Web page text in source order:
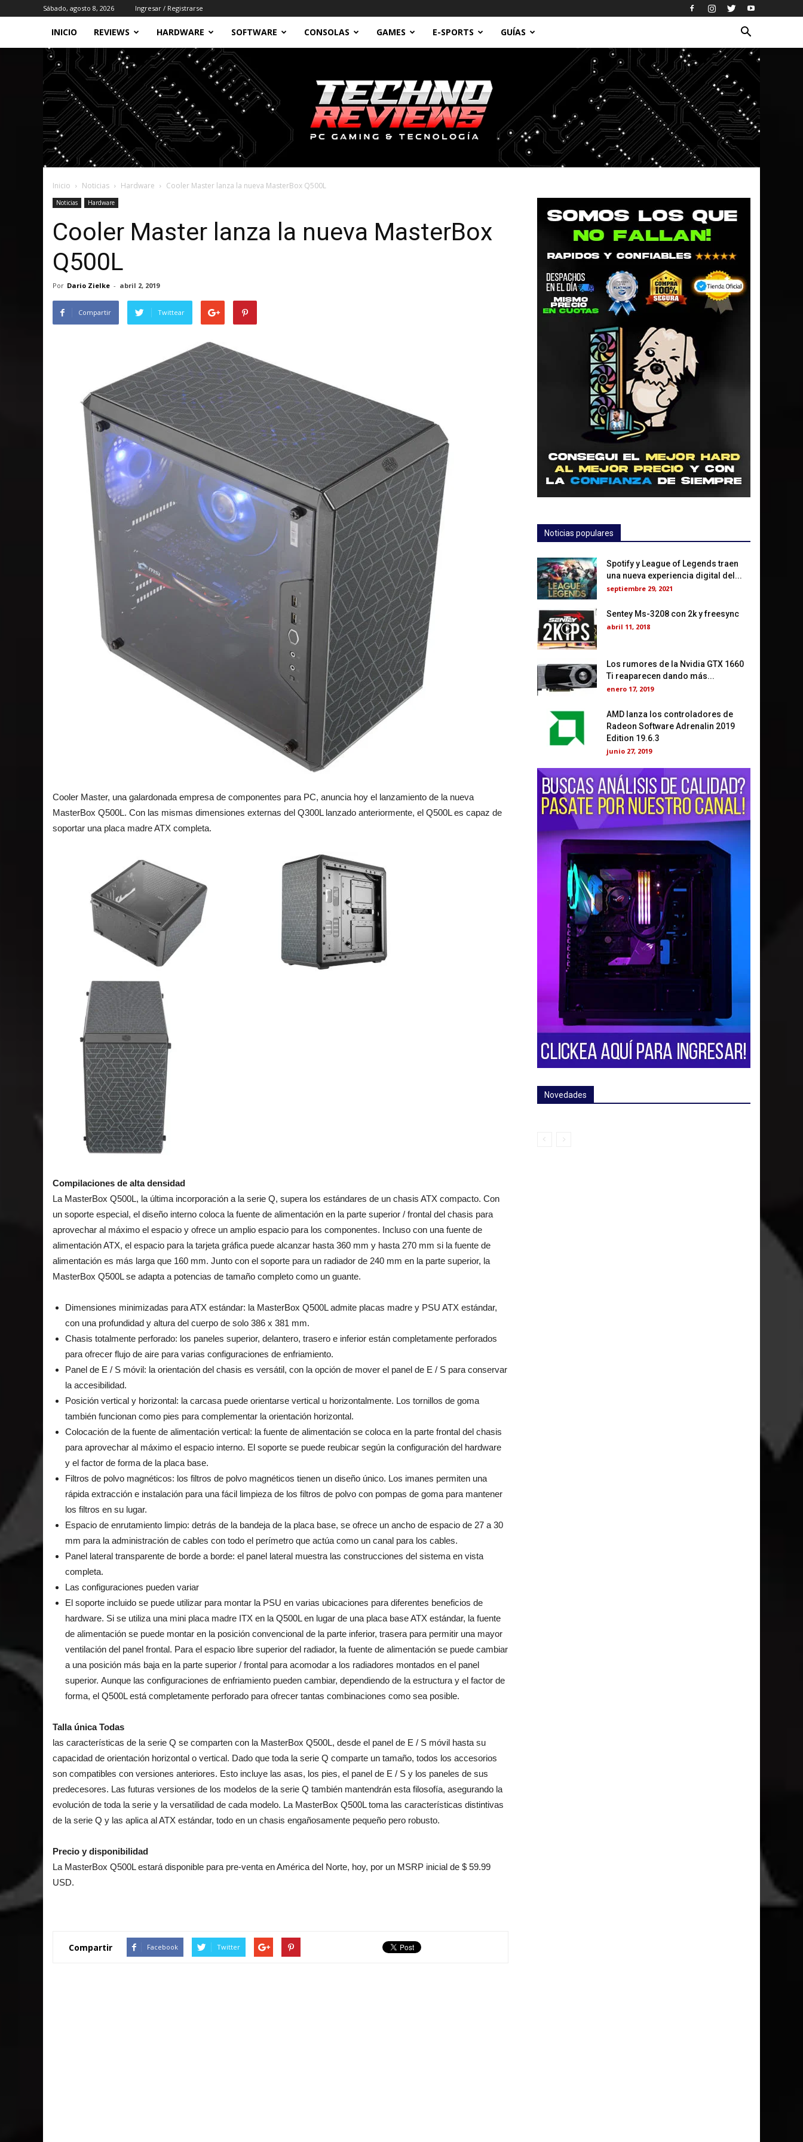
Sábado, agosto 8, 2026 Ingresar / Registrarse
INICIO REVIEWS HARDWARE SOFTWARE CONSOLAS GAMES E-SPORTS GUÍAS
&
reviews
Inicio Noticias Hardware Cooler Master lanza la nueva MasterBox Q500L
Noticias Hardware
Cooler Master lanza la nueva MasterBox
Q500L
Por Dario Zielke - abril 2, 2019
Compartir Twittear
Cooler Master, una galardonada empresa de componentes para PC, anuncia hoy el lanzamiento de la nueva
MasterBox Q500L. Con las mismas dimensiones externas del Q300L lanzado anteriormente, el Q500L es capaz de
soportar una placa madre ATX completa.
Compilaciones de alta densidad
La MasterBox Q500L, la última incorporación a la serie Q, supera los estándares de un chasis ATX compacto. Con
un soporte especial, el diseño interno coloca la fuente de alimentación en la parte superior / frontal del chasis para
aprovechar al máximo el espacio y ofrece un amplio espacio para los componentes. Incluso con una fuente de
alimentación ATX, el espacio para la tarjeta gráfica puede alcanzar hasta 360 mm y hasta 270 mm si la fuente de
alimentación es más larga que 160 mm. Junto con el soporte para un radiador de 240 mm en la parte superior, la
MasterBox Q500L se adapta a potencias de tamaño completo como un guante.
Dimensiones minimizadas para ATX estándar: la MasterBox Q500L admite placas madre y PSU ATX estándar,
con una profundidad y altura del cuerpo de solo 386 x 381 mm.
Chasis totalmente perforado: los paneles superior, delantero, trasero e inferior están completamente perforados
para ofrecer flujo de aire para varias configuraciones de enfriamiento.
Panel de E / S móvil: la orientación del chasis es versátil, con la opción de mover el panel de E / S para conservar
la accesibilidad.
Posición vertical y horizontal: la carcasa puede orientarse vertical u horizontalmente. Los tornillos de goma
también funcionan como pies para complementar la orientación horizontal.
Colocación de la fuente de alimentación vertical: la fuente de alimentación se coloca en la parte frontal del chasis
para aprovechar al máximo el espacio interno. El soporte se puede reubicar según la configuración del hardware
y el factor de forma de la placa base.
Filtros de polvo magnéticos: los filtros de polvo magnéticos tienen un diseño único. Los imanes permiten una
rápida extracción e instalación para una fácil limpieza de los filtros de polvo con pompas de goma para mantener
los filtros en su lugar.
Espacio de enrutamiento limpio: detrás de la bandeja de la placa base, se ofrece un ancho de espacio de 27 a 30
mm para la administración de cables con todo el perímetro que actúa como un canal para los cables.
Panel lateral transparente de borde a borde: el panel lateral muestra las construcciones del sistema en vista
completa.
Las configuraciones pueden variar
El soporte incluido se puede utilizar para montar la PSU en varias ubicaciones para diferentes beneficios de
hardware. Si se utiliza una mini placa madre ITX en la Q500L en lugar de una placa base ATX estándar, la fuente
de alimentación se puede montar en la posición convencional de la parte inferior, trasera para permitir una mayor
ventilación del panel frontal. Para el espacio libre superior del radiador, la fuente de alimentación se puede cambiar
a una posición más baja en la parte superior / frontal para acomodar a los radiadores montados en el panel
superior. Aunque las configuraciones de enfriamiento pueden cambiar, dependiendo de la estructura y el factor de
forma, el Q500L está completamente perforado para ofrecer tantas combinaciones como sea posible.
Talla única Todas
las características de la serie Q se comparten con la MasterBox Q500L, desde el panel de E / S móvil hasta su
capacidad de orientación horizontal o vertical. Dado que toda la serie Q comparte un tamaño, todos los accesorios
son compatibles con versiones anteriores. Esto incluye las asas, los pies, el panel de E / S y los paneles de sus
predecesores. Las futuras versiones de los modelos de la serie Q también mantendrán esta filosofía, asegurando la
evolución de toda la serie y la versatilidad de cada modelo. La MasterBox Q500L toma las características distintivas
de la serie Q y las aplica al ATX estándar, todo en un chasis engañosamente pequeño pero robusto.
Precio y disponibilidad
La MasterBox Q500L estará disponible para pre-venta en América del Norte, hoy, por un MSRP inicial de $ 59.99
USD.
Compartir Facebook Twitter
Noticias populares
Spotify y League of Legends traen
una nueva experiencia digital del...
septiembre 29, 2021
Sentey Ms-3208 con 2k y freesync
abril 11, 2018
Los rumores de la Nvidia GTX 1660
Ti reaparecen dando más...
enero 17, 2019
AMD lanza los controladores de
Radeon Software Adrenalin 2019
Edition 19.6.3
junio 27, 2019
Novedades